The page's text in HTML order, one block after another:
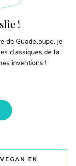
!
de Guadeloupe, je
classiques de la
inventions !
EN